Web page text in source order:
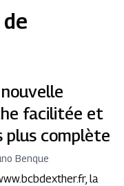
facilitée et
plus complète
Benque
la